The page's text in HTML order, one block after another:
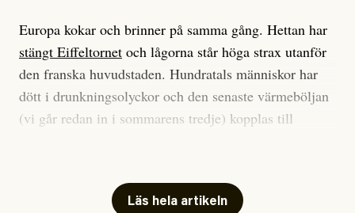
Europa kokar och brinner på samma gång. Hettan har
stängt Eiffeltornet och lågorna står höga strax utanför
den franska huvudstaden. Hundratals människor har
dött i drunkningsolyckor och den senaste värmeböljan
(vi går redan in i sommarens tredje) kopplas till
Har du också panik i hettan? Känns det som en
mardröm? Bra, allt annat vore fullständigt orimligt.
Läs hela artikeln